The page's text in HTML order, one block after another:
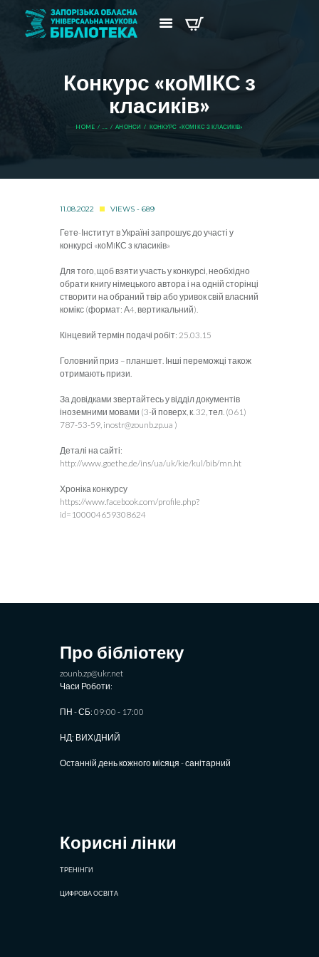
Конкурс «коМIКС з
класиків»
HOME ... АНОНСИ КОНКУРС «КОМIКС З КЛАСИКІВ»
11.08.2022 VIEWS - 689
Гете-Інститут в Україні запрошує до участі у
конкурсі «коМIКС з класиків»
Для того, щоб взяти участь у конкурсі, необхідно
обрати книгу німецького автора і на одній сторінці
створити на обраний твір або уривок свій власний
комікс (формат: А4, вертикальний).
Кінцевий термін подачі робіт: 25.03.15
Головний приз – планшет. Інші переможці також
отримають призи.
За довідками звертайтесь у відділ документів
іноземними мовами (3-й поверх, к. 32, тел. (061)
787-53-59, inostr@zounb.zp.ua )
Деталі на сайті:
http://www.goethe.de/ins/ua/uk/kie/kul/bib/mn.ht
Хроніка конкурсу
https://www.facebook.com/profile.php?
id=100004659308624
Про бібліотеку
zounb.zp@ukr.net
Часи Роботи:
ПН - СБ: 09:00 - 17:00
НД: ВИХIДНИЙ
Останній день кожного місяця - санітарний
Корисні лінки
ТРЕНІНГИ
ЦИФРОВА ОСВІТА